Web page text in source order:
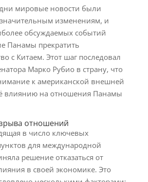
мировые новости были
изменениям, и
обсуждаемых событий
Панамы прекратить
с Китаем. Этот шаг последовал
Марко Рубио в страну, что
к американской внешней
влиянию на отношения Панамы
отношений
в число ключевых
для международной
решение отказаться от
в своей экономике. Это